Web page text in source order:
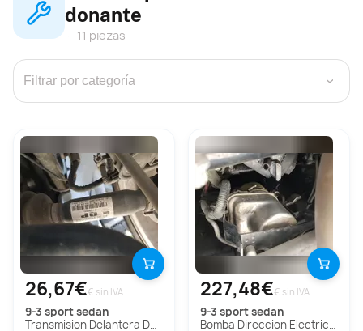
donante
11 piezas
›
26,67€€ sin IVA
9-3 sport sedan
Transmision Delantera Derecha Para Saab 9-3 Sport Sedán
227,48€€ sin IVA
9-3 sport sedan
Bomba Direccion Electrica Para Saab 9-3 Sport Sedán